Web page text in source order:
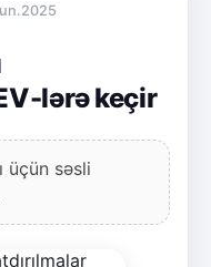
lərə keçir
üçün səsli